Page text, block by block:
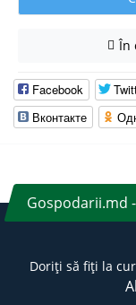
În
Facebook
Вконтакте
Gospodarii.md
Doriți să fiți la